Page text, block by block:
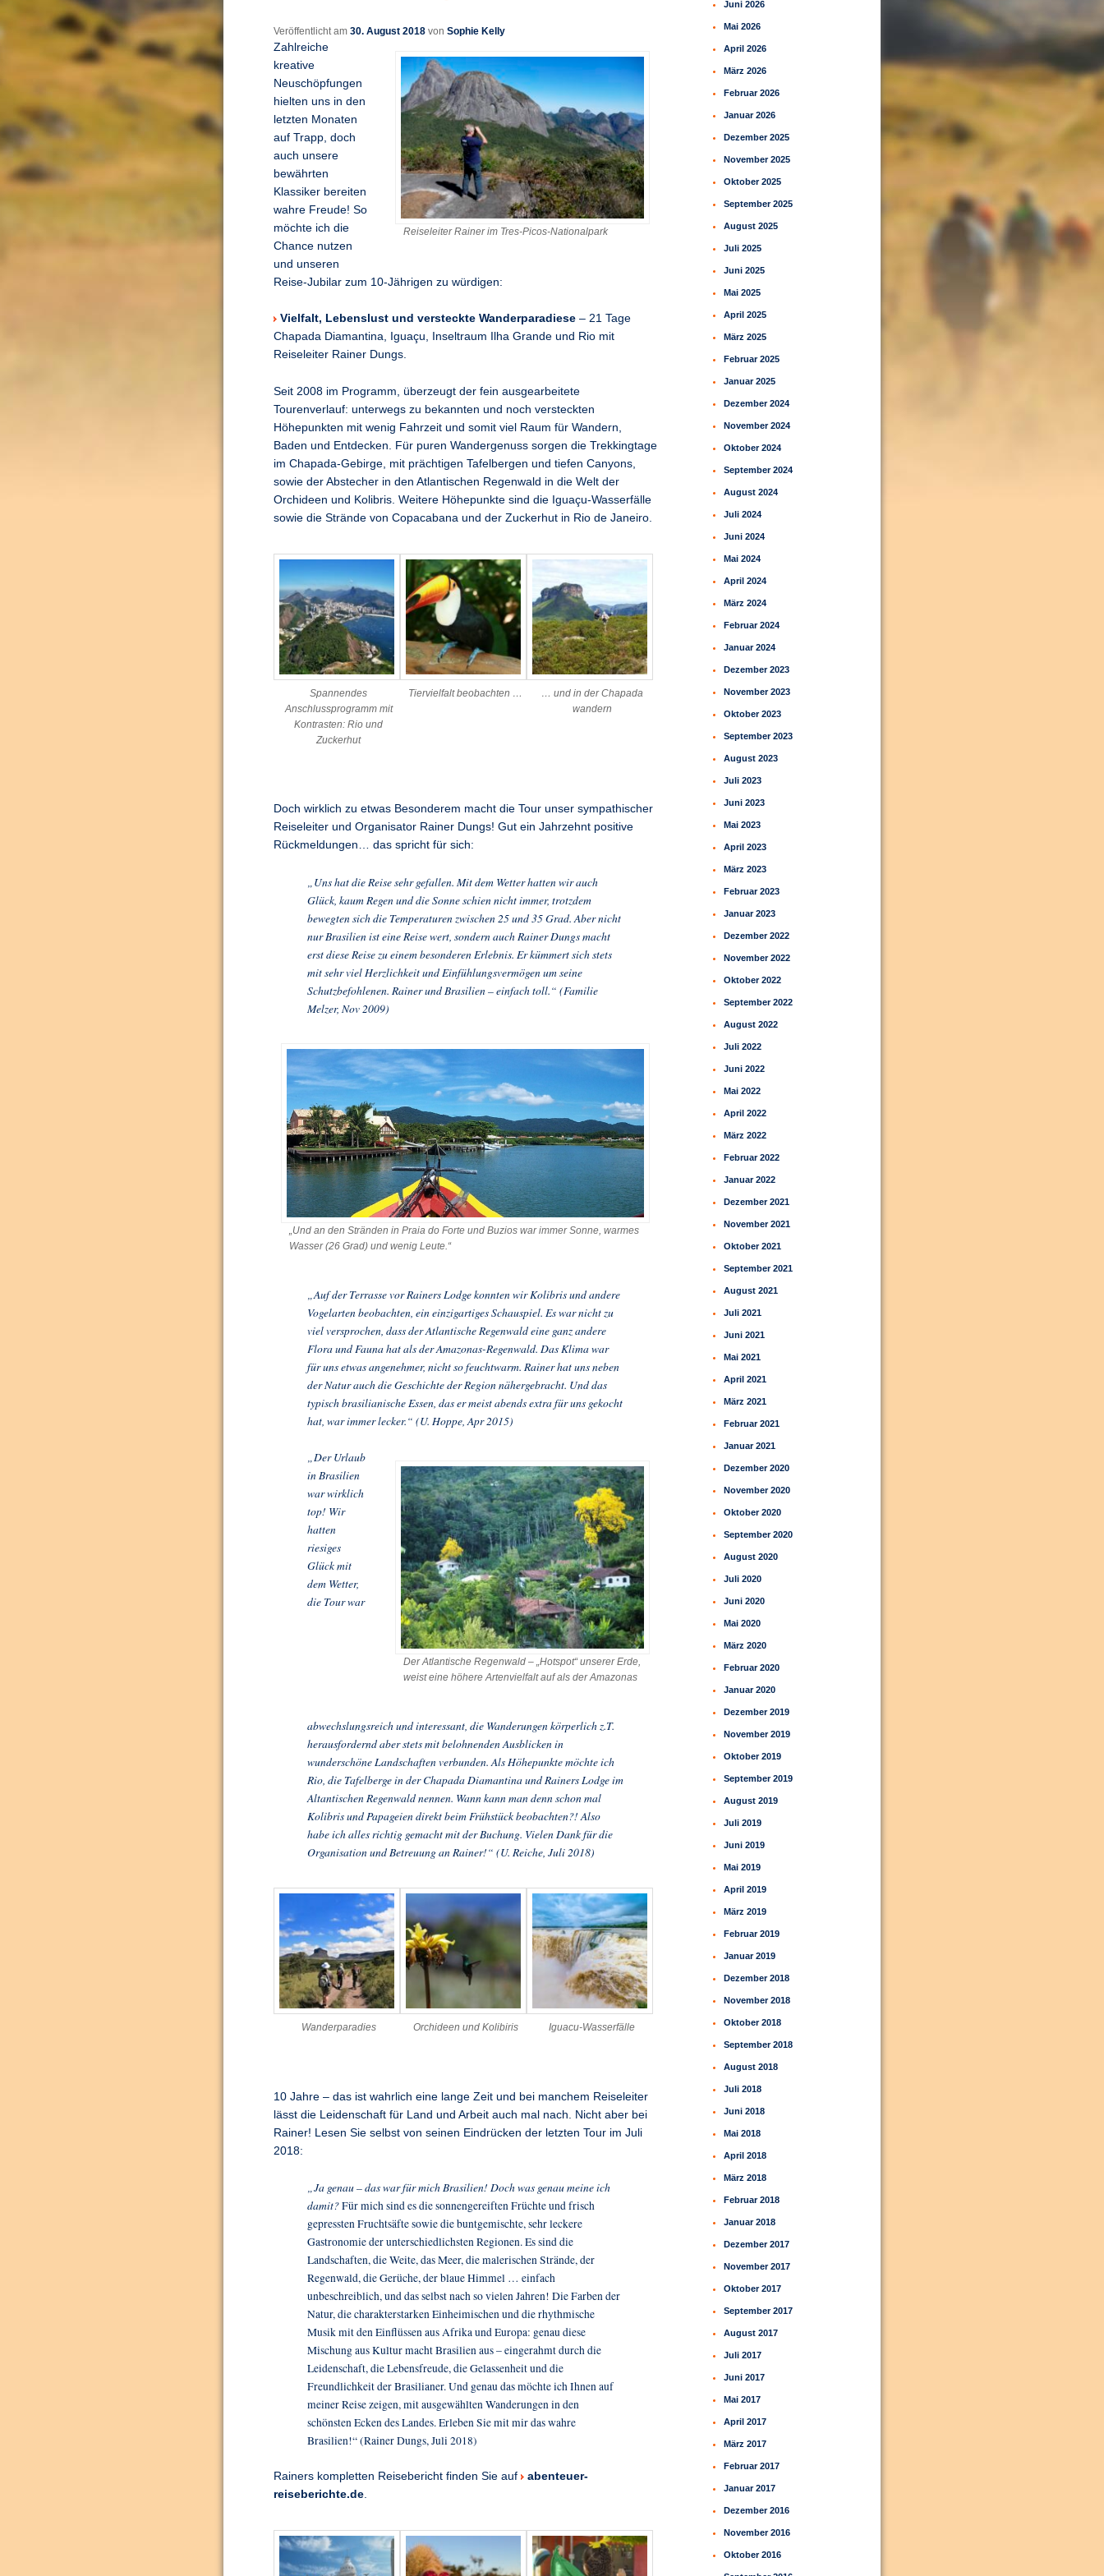
Veröffentlicht am 30. August 2018 von Sophie Kelly
Reiseleiter Rainer im Tres-Picos-Nationalpark
Zahlreiche
kreative
Neuschöpfungen
hielten uns in den
letzten Monaten
auf Trapp, doch
auch unsere
bewährten
Klassiker bereiten
wahre Freude! So
möchte ich die
Chance nutzen
und unseren
Reise-Jubilar zum 10-Jährigen zu würdigen:
Vielfalt, Lebenslust und versteckte Wanderparadiese– 21 Tage
Chapada Diamantina, Iguaçu, Inseltraum Ilha Grande und Rio mit
Reiseleiter Rainer Dungs.
Seit 2008 im Programm, überzeugt der fein ausgearbeitete
Tourenverlauf: unterwegs zu bekannten und noch versteckten
Höhepunkten mit wenig Fahrzeit und somit viel Raum für Wandern,
Baden und Entdecken. Für puren Wandergenuss sorgen die Trekkingtage
im Chapada-Gebirge, mit prächtigen Tafelbergen und tiefen Canyons,
sowie der Abstecher in den Atlantischen Regenwald in die Welt der
Orchideen und Kolibris. Weitere Höhepunkte sind die Iguaçu-Wasserfälle
sowie die Strände von Copacabana und der Zuckerhut in Rio de Janeiro.
Spannendes
Anschlussprogramm mit
Kontrasten: Rio und
Zuckerhut
Tiervielfalt beobachten …
… und in der Chapada
wandern
Doch wirklich zu etwas Besonderem macht die Tour unser sympathischer
Reiseleiter und Organisator Rainer Dungs! Gut ein Jahrzehnt positive
Rückmeldungen… das spricht für sich:
„Uns hat die Reise sehr gefallen. Mit dem Wetter hatten wir auch
Glück, kaum Regen und die Sonne schien nicht immer, trotzdem
bewegten sich die Temperaturen zwischen 25 und 35 Grad. Aber nicht
nur Brasilien ist eine Reise wert, sondern auch Rainer Dungs macht
erst diese Reise zu einem besonderen Erlebnis. Er kümmert sich stets
mit sehr viel Herzlichkeit und Einfühlungsvermögen um seine
Schutzbefohlenen. Rainer und Brasilien – einfach toll.“ (Familie
Melzer, Nov 2009)
„Und an den Stränden in Praia do Forte und Buzios war immer Sonne, warmes
Wasser (26 Grad) und wenig Leute.“
„Auf der Terrasse vor Rainers Lodge konnten wir Kolibris und andere
Vogelarten beobachten, ein einzigartiges Schauspiel. Es war nicht zu
viel versprochen, dass der Atlantische Regenwald eine ganz andere
Flora und Fauna hat als der Amazonas-Regenwald. Das Klima war
für uns etwas angenehmer, nicht so feuchtwarm. Rainer hat uns neben
der Natur auch die Geschichte der Region nähergebracht. Und das
typisch brasilianische Essen, das er meist abends extra für uns gekocht
hat, war immer lecker.“ (U. Hoppe, Apr 2015)
Der Atlantische Regenwald – „Hotspot“ unserer Erde,
weist eine höhere Artenvielfalt auf als der Amazonas
„Der Urlaub
in Brasilien
war wirklich
top! Wir
hatten
riesiges
Glück mit
dem Wetter,
die Tour war
abwechslungsreich und interessant, die Wanderungen körperlich z.T.
herausfordernd aber stets mit belohnenden Ausblicken in
wunderschöne Landschaften verbunden. Als Höhepunkte möchte ich
Rio, die Tafelberge in der Chapada Diamantina und Rainers Lodge im
Altantischen Regenwald nennen. Wann kann man denn schon mal
Kolibris und Papageien direkt beim Frühstück beobachten?! Also
habe ich alles richtig gemacht mit der Buchung. Vielen Dank für die
Organisation und Betreuung an Rainer!“ (U. Reiche, Juli 2018)
Wanderparadies Orchideen und Kolibiris Iguacu-Wasserfälle
10 Jahre – das ist wahrlich eine lange Zeit und bei manchem Reiseleiter
lässt die Leidenschaft für Land und Arbeit auch mal nach. Nicht aber bei
Rainer! Lesen Sie selbst von seinen Eindrücken der letzten Tour im Juli
2018:
„Ja genau – das war für mich Brasilien! Doch was genau meine ich
damit?Für mich sind es die sonnengereiften Früchte und frisch
gepressten Fruchtsäfte sowie die buntgemischte, sehr leckere
Gastronomie der unterschiedlichsten Regionen. Es sind die
Landschaften, die Weite, das Meer, die malerischen Strände, der
Regenwald, die Gerüche, der blaue Himmel … einfach
unbeschreiblich, und das selbst nach so vielen Jahren! Die Farben der
Natur, die charakterstarken Einheimischen und die rhythmische
Musik mit den Einflüssen aus Afrika und Europa: genau diese
Mischung aus Kultur macht Brasilien aus – eingerahmt durch die
Leidenschaft, die Lebensfreude, die Gelassenheit und die
Freundlichkeit der Brasilianer.Und genau das möchte ich Ihnen auf
meiner Reise zeigen, mit ausgewählten Wanderungen in den
schönsten Ecken des Landes. Erleben Sie mit mir das wahre
Brasilien!“ (Rainer Dungs, Juli 2018)
Rainers kompletten Reisebericht finden Sie auf
abenteuer-
reiseberichte.de.
Juni 2026
Mai 2026
April 2026
März 2026
Februar 2026
Januar 2026
Dezember 2025
November 2025
Oktober 2025
September 2025
August 2025
Juli 2025
Juni 2025
Mai 2025
April 2025
März 2025
Februar 2025
Januar 2025
Dezember 2024
November 2024
Oktober 2024
September 2024
August 2024
Juli 2024
Juni 2024
Mai 2024
April 2024
März 2024
Februar 2024
Januar 2024
Dezember 2023
November 2023
Oktober 2023
September 2023
August 2023
Juli 2023
Juni 2023
Mai 2023
April 2023
März 2023
Februar 2023
Januar 2023
Dezember 2022
November 2022
Oktober 2022
September 2022
August 2022
Juli 2022
Juni 2022
Mai 2022
April 2022
März 2022
Februar 2022
Januar 2022
Dezember 2021
November 2021
Oktober 2021
September 2021
August 2021
Juli 2021
Juni 2021
Mai 2021
April 2021
März 2021
Februar 2021
Januar 2021
Dezember 2020
November 2020
Oktober 2020
September 2020
August 2020
Juli 2020
Juni 2020
Mai 2020
März 2020
Februar 2020
Januar 2020
Dezember 2019
November 2019
Oktober 2019
September 2019
August 2019
Juli 2019
Juni 2019
Mai 2019
April 2019
März 2019
Februar 2019
Januar 2019
Dezember 2018
November 2018
Oktober 2018
September 2018
August 2018
Juli 2018
Juni 2018
Mai 2018
April 2018
März 2018
Februar 2018
Januar 2018
Dezember 2017
November 2017
Oktober 2017
September 2017
August 2017
Juli 2017
Juni 2017
Mai 2017
April 2017
März 2017
Februar 2017
Januar 2017
Dezember 2016
November 2016
Oktober 2016